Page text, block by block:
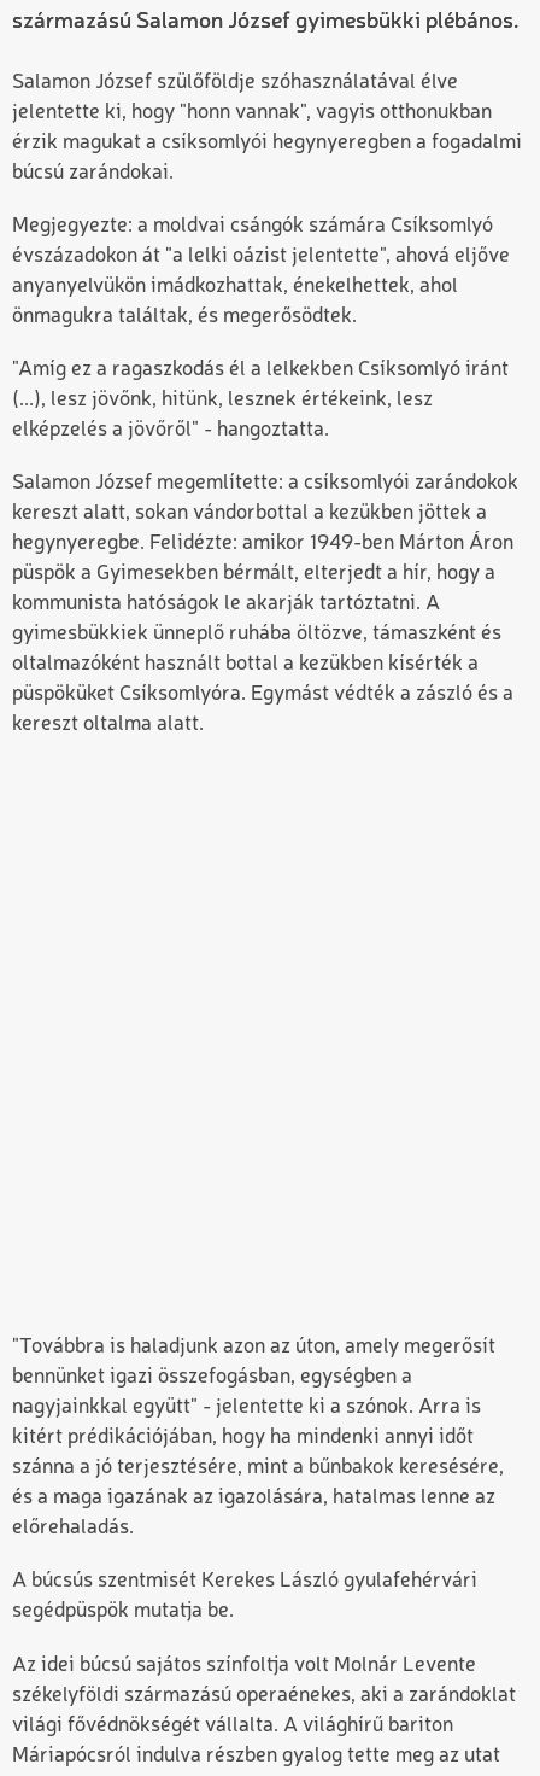
származású Salamon József gyimesbükki plébános.
Salamon József szülőföldje szóhasználatával élve
jelentette ki, hogy "honn vannak", vagyis otthonukban
érzik magukat a csíksomlyói hegynyeregben a fogadalmi
búcsú zarándokai.
Megjegyezte: a moldvai csángók számára Csíksomlyó
évszázadokon át "a lelki oázist jelentette", ahová eljőve
anyanyelvükön imádkozhattak, énekelhettek, ahol
önmagukra találtak, és megerősödtek.
"Amíg ez a ragaszkodás él a lelkekben Csíksomlyó iránt
(...), lesz jövőnk, hitünk, lesznek értékeink, lesz
elképzelés a jövőről" - hangoztatta.
Salamon József megemlítette: a csíksomlyói zarándokok
kereszt alatt, sokan vándorbottal a kezükben jöttek a
hegynyeregbe. Felidézte: amikor 1949-ben Márton Áron
püspök a Gyimesekben bérmált, elterjedt a hír, hogy a
kommunista hatóságok le akarják tartóztatni. A
gyimesbükkiek ünneplő ruhába öltözve, támaszként és
oltalmazóként használt bottal a kezükben kísérték a
püspöküket Csíksomlyóra. Egymást védték a zászló és a
kereszt oltalma alatt.
"Továbbra is haladjunk azon az úton, amely megerősít
bennünket igazi összefogásban, egységben a
nagyjainkkal együtt" - jelentette ki a szónok. Arra is
kitért prédikációjában, hogy ha mindenki annyi időt
szánna a jó terjesztésére, mint a bűnbakok keresésére,
és a maga igazának az igazolására, hatalmas lenne az
előrehaladás.
A búcsús szentmisét Kerekes László gyulafehérvári
segédpüspök mutatja be.
Az idei búcsú sajátos színfoltja volt Molnár Levente
székelyföldi származású operaénekes, aki a zarándoklat
világi fővédnökségét vállalta. A világhírű bariton
Máriapócsról indulva részben gyalog tette meg az utat